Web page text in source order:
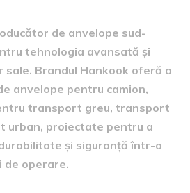
de anvelope sud-
tehnologia avansată și
Brandul Hankook oferă o
anvelope pentru camion,
transport greu, transport
urban, proiectate pentru a
și siguranță într-o
de operare.